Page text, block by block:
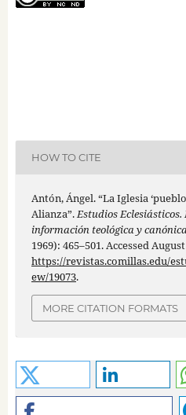
HOW TO CITE
Antón, Ángel. “La Iglesia
Alianza”.Estudios
información teológica y
1969): 465–501. Accessed
https://revistas.comillas.edu/
ew/19073.
MORE CITATION FORMATS